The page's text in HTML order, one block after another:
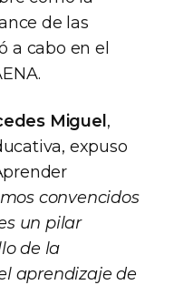
de las
a cabo en el
Miguel ,
expuso
convencidos
un pilar
de la
aprendizaje de